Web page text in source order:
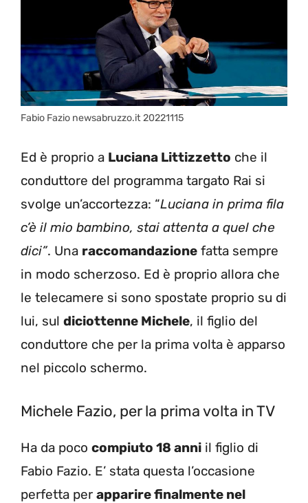
Fabio Fazio newsabruzzo.it 20221115
Ed è proprio a Luciana Littizzetto che il
conduttore del programma targato Rai si
svolge un’accortezza: “Luciana in prima fila
c’è il mio bambino, stai attenta a quel che
dici”. Una raccomandazione fatta sempre
in modo scherzoso. Ed è proprio allora che
le telecamere si sono spostate proprio su di
lui, sul diciottenne Michele, il figlio del
conduttore che per la prima volta è apparso
nel piccolo schermo.
Michele Fazio, per la prima volta in TV
Ha da poco compiuto 18 anni il figlio di
Fabio Fazio. E’ stata questa l’occasione
perfetta per apparire finalmente nel